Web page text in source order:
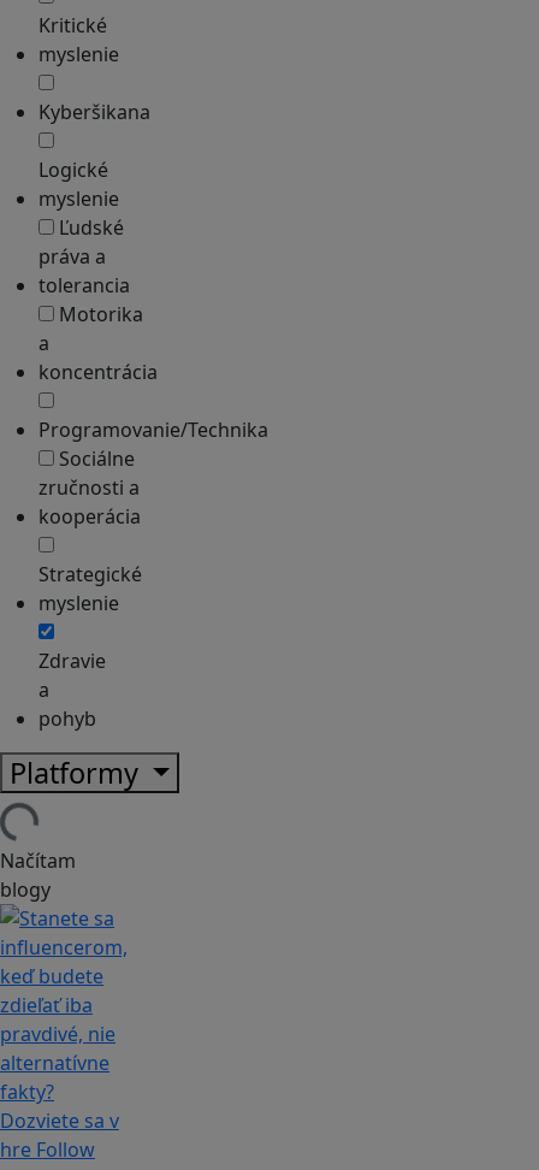
Kritické
myslenie
Kyberšikana
Logické
myslenie
Ľudské
práva a
tolerancia
Motorika
a
koncentrácia
Programovanie/Technika
Sociálne
zručnosti a
kooperácia
Strategické
myslenie
Zdravie
a
pohyb
Platformy
Načítam
blogy